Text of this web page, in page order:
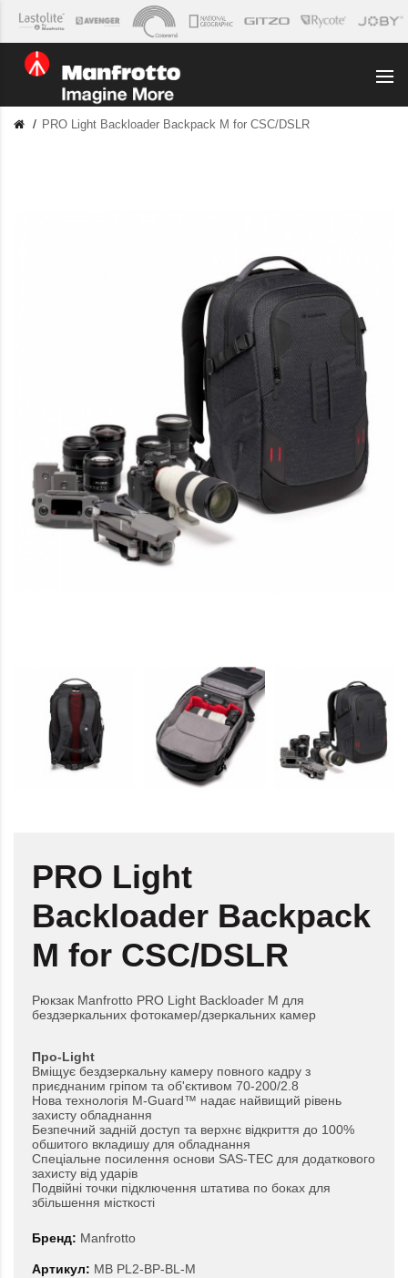
PRO Light Backloader Backpack M for CSC/DSLR
PRO Light
Backloader Backpack
M for CSC/DSLR
Рюкзак Manfrotto PRO Light Backloader M для
бездзеркальних фотокамер/дзеркальних камер
Про-Light
Вміщує бездзеркальну камеру повного кадру з
приєднаним гріпом та об'єктивом 70-200/2.8
Нова технологія M-Guard™ надає найвищий рівень
захисту обладнання
Безпечний задній доступ та верхнє відкриття до 100%
обшитого вкладишу для обладнання
Спеціальне посилення основи SAS-TEC для додаткового
захисту від ударів
Подвійні точки підключення штатива по боках для
збільшення місткості
Бренд: Manfrotto
Артикул: MB PL2-BP-BL-M